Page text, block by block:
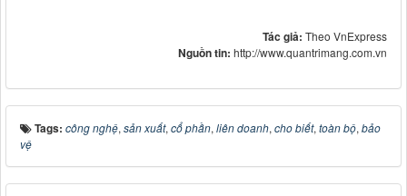
Tác giả: Theo VnExpress
Nguồn tin: http://www.quantrimang.com.vn
Tags: công nghệ, sản xuất, cổ phần, liên doanh, cho biết, toàn bộ, bảo
vệ